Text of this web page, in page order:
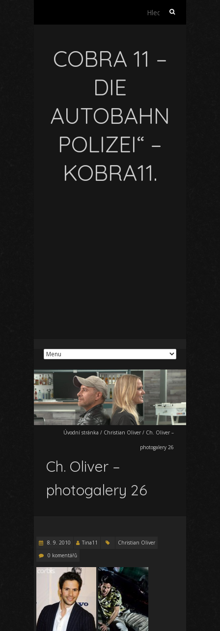
Vyhledávání
COBRA 11 –
DIE
AUTOBAHN
POLIZEI“ –
KOBRA11.
Úvodní stránka / Christian Oliver / Ch. Oliver –
photogalery 26
Ch. Oliver –
photogalery 26
8. 9. 2010 Tina11
Christian Oliver
0 komentářů